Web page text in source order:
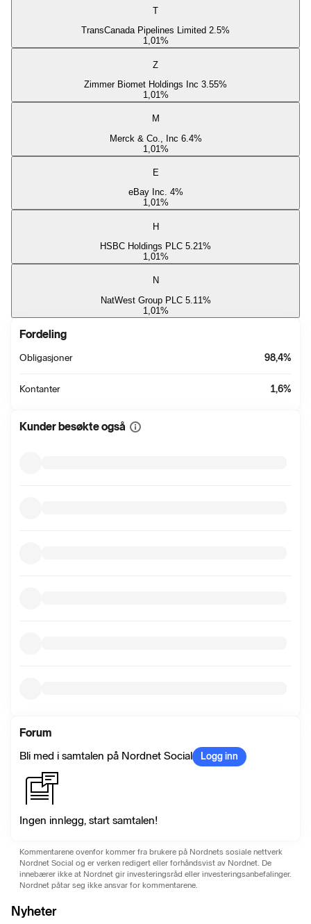
T
TransCanada Pipelines Limited 2.5%
1,01%
Z
Zimmer Biomet Holdings Inc 3.55%
1,01 %
M
Merck & Co., Inc 6.4%
1,01%
E
eBay Inc. 4%
1,01%
H
HSBC Holdings PLC 5.21%
1,01 %
N
NatWest Group PLC 5.11%
1,01%
Fordeling
Obligasjoner 98,4%
Kontanter 1,6%
Kunder besøkte også Vis
Forum
Bli med i samtalen på Nordnet Social
Logg inn
Ingen innlegg, start samtalen!
Kommentarene ovenfor kommer fra brukere på Nordnets sosiale nettverk
Nordnet Social og er verken redigert eller forhåndsvist av Nordnet. De
innebærer ikke at Nordnet gir investeringsråd eller investeringsanbefalinger.
Nordnet påtar seg ikke ansvar for kommentarene.
Nyheter